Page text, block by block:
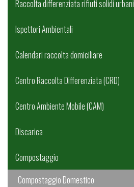
Raccolta differenziata rifiuti solidi urbani
Ispettori Ambientali
Calendari raccolta domiciliare
Centro Raccolta Differenziata (CRD)
Centro Ambiente Mobile (CAM)
Discarica
Compostaggio
Compostaggio Domestico